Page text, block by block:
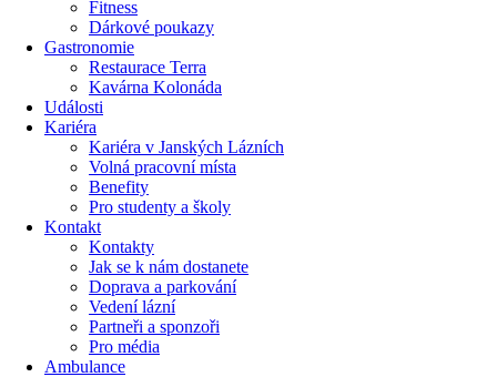
Fitness
Dárkové poukazy​
Gastronomie
Restaurace Terra
Kavárna Kolonáda
Události
Kariéra
Kariéra v Janských Lázních
Volná pracovní místa
Benefity
Pro studenty a školy
Kontakt
Kontakty
Jak se k nám dostanete
Doprava a parkování
Vedení lázní
Partneři a sponzoři
Pro média
Ambulance